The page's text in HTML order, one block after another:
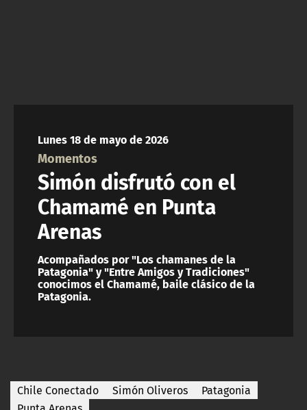
ACTUALIDAD Y TENDENCIAS
CORPORATIVO Y TRANSPARENCIA
CANAL DE DENUNCIAS
ÁREA DE PROYECTOS
Lunes 18 de mayo de 2026
Momentos
Simón disfrutó con el
Chamamé en Punta
Arenas
Acompañados por "Los chamanes de la
Patagonia" y "Entre Amigos y Tradiciones"
conocimos el Chamamé, baile clásico de la
Patagonia.
Chile Conectado Simón Oliveros
Patagonia